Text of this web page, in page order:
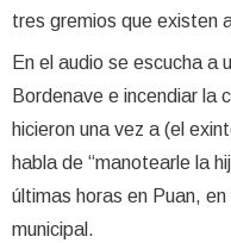
tres gremios que existen
En el audio se escucha a
Bordenave e incendiar la
hicieron una vez a (el
habla de “manotearle la
últimas horas en Puan,
municipal.